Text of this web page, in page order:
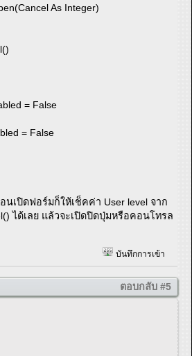
As Integer)
= False
= False
เปิดฟอร์มก็ให้เช็คค่า User level จาก
ได้เลย แล้วจะเปิดปิดปุ่มหรือคอนโทรล
บันทึกการเข้า
ตอบกลับ #5